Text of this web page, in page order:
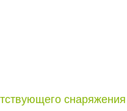
снаряжения